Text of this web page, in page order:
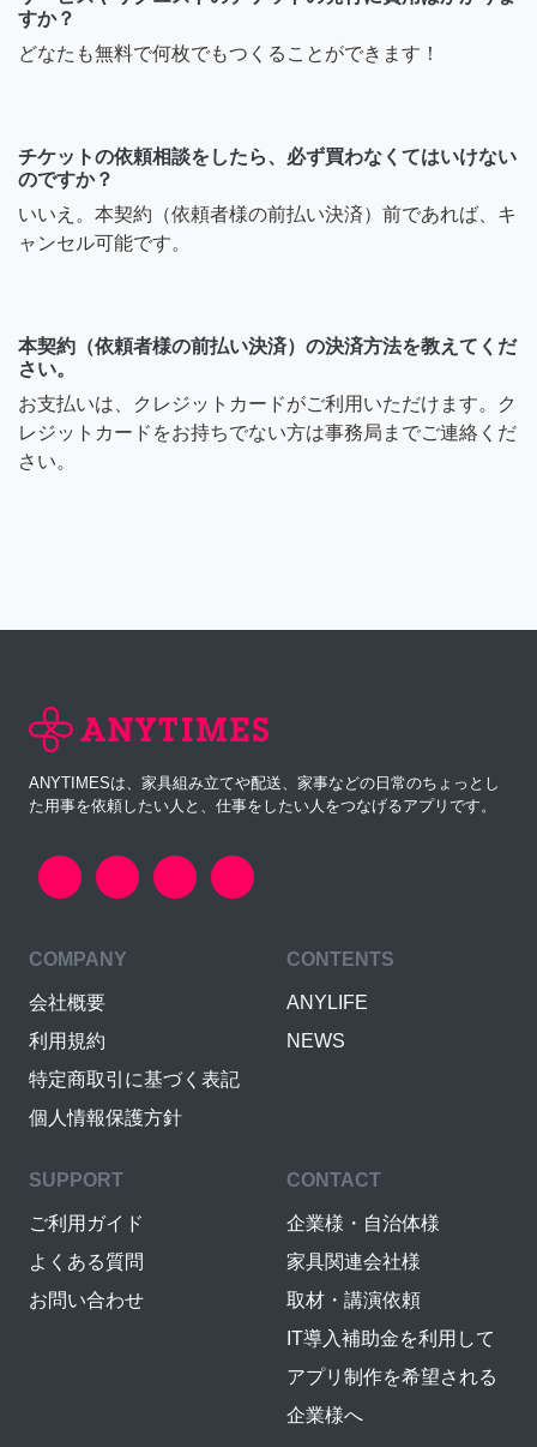
すか？
どなたも無料で何枚でもつくることができます！
チケットの依頼相談をしたら、必ず買わなくてはいけない
のですか？
いいえ。本契約（依頼者様の前払い決済）前であれば、キ
ャンセル可能です。
本契約（依頼者様の前払い決済）の決済方法を教えてくだ
さい。
お支払いは、クレジットカードがご利用いただけます。ク
レジットカードをお持ちでない方は事務局までご連絡くだ
さい。
ANYTIMESは、家具組み立てや配送、家事などの日常のちょっとし
た用事を依頼したい人と、仕事をしたい人をつなげるアプリです。
COMPANY
会社概要
利用規約
特定商取引に基づく表記
個人情報保護方針
CONTENTS
ANYLIFE
NEWS
SUPPORT
ご利用ガイド
よくある質問
お問い合わせ
CONTACT
企業様・自治体様
家具関連会社様
取材・講演依頼
IT導入補助金を利用して
アプリ制作を希望される
企業様へ